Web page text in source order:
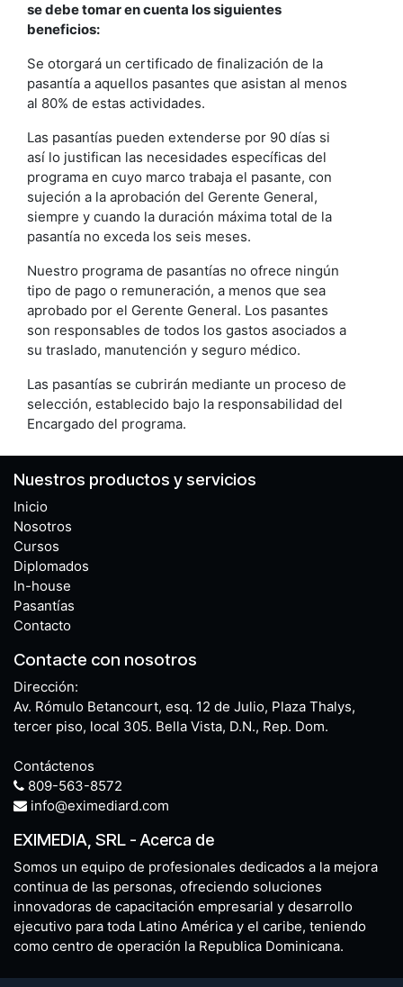
se debe tomar en cuenta los siguientes
beneficios:
Se otorgará un certificado de finalización de la
pasantía a aquellos pasantes que asistan al menos
al 80% de estas actividades.
Las pasantías pueden extenderse por 90 días si
así lo justifican las necesidades específicas del
programa en cuyo marco trabaja el pasante, con
sujeción a la aprobación del Gerente General,
siempre y cuando la duración máxima total de la
pasantía no exceda los seis meses.
Nuestro programa de pasantías no ofrece ningún
tipo de pago o remuneración, a menos que sea
aprobado por el Gerente General. Los pasantes
son responsables de todos los gastos asociados a
su traslado, manutención y seguro médico.
Las pasantías se cubrirán mediante un proceso de
selección, establecido bajo la responsabilidad del
Encargado del programa.
Nuestros productos y servicios
Inicio
Nosotros
Cursos
Diplomados
In-house
Pasantías
Contacto
Contacte con nosotros
Dirección:
Av. Rómulo Betancourt, esq. 12 de Julio, Plaza Thalys,
tercer piso, local 305. Bella Vista, D.N., Rep. Dom.
Contáctenos
809-563-8572
info@eximediard.com
EXIMEDIA, SRL - Acerca de
Somos un equipo de profesionales dedicados a la mejora
continua de las personas, ofreciendo soluciones
innovadoras de capacitación empresarial y desarrollo
ejecutivo para toda Latino América y el caribe, teniendo
como centro de operación la Republica Dominicana.